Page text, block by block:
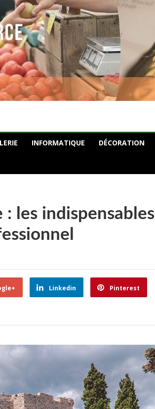
INFORMATIQUE DÉCORATION
les indispensables
Linkedin Pinterest